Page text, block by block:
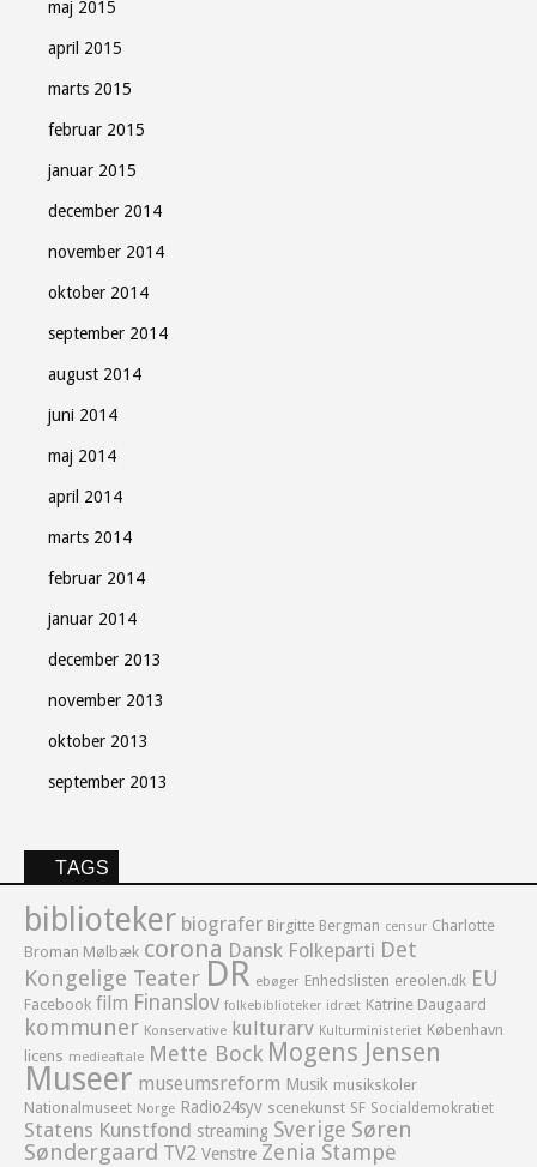
maj 2015
april 2015
marts 2015
februar 2015
januar 2015
december 2014
november 2014
oktober 2014
september 2014
august 2014
juni 2014
maj 2014
april 2014
marts 2014
februar 2014
januar 2014
december 2013
november 2013
oktober 2013
september 2013
TAGS
biblioteker biografer Birgitte Bergman censur Charlotte
Broman Mølbæk corona Dansk Folkeparti Det
Kongelige Teater DR ebøger Enhedslisten ereolen.dk EU
Facebook film Finanslov folkebiblioteker idræt Katrine Daugaard
kommuner Konservative kulturarv Kulturministeriet København
licens medieaftale Mette Bock Mogens Jensen
Museer museumsreform Musik musikskoler
Nationalmuseet Norge Radio24syv scenekunst SF Socialdemokratiet
Statens Kunstfond streaming Sverige Søren
Søndergaard TV2 Venstre Zenia Stampe